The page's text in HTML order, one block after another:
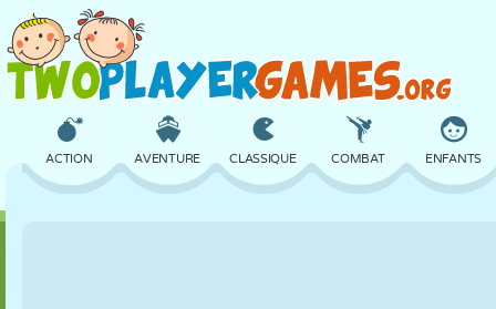
ACTION AVENTURE CLASSIQUE COMBAT ENFANTS